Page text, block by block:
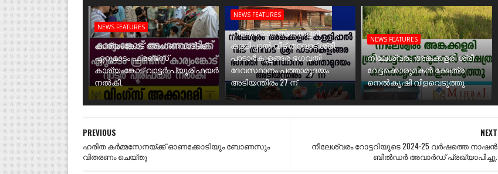
NEWS FEATURES
കാര്യംങ്കോട് അംഗണവാടിക്ക്
ഏറുമാടം ഫ്രണ്ട്സ്
കാര്യംങ്കോട് വാട്ടർ പ്യൂരിഫയർ
നൽകി.
NEWS FEATURES
നീലേശ്വരം അങ്കക്കളരി
കള്ളിപ്പാൽ വീട് തറവാട് ശ്രീ
പാടാർകുളങ്ങര ഭഗവതി
ദേവസ്ഥാനം പത്താമുദയം
അടിയന്തിരം 27 ന്
NEWS FEATURES
നീലേശ്വരം അങ്കക്കളരി ശ്രീ
വേട്ടക്കൊരുമകൻ ക്ഷേത്ര
നെൽകൃഷി വിളവെടുത്തു
NEXT
നീലേശ്വരം റോട്ടറിയുടെ 2024-25 വർഷത്തെ നാഷൻ
ബിൽഡർ അവാർഡ് പ്രഖ്യാപിച്ചു.
PREVIOUS
ഹരിത കർമ്മസേനയ്ക്ക് ഓണക്കോടിയും ബോണസും
വിതരണം ചെയ്തു